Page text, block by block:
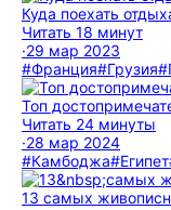
Куда поехать
Читать 18 минут
·29 мар 2023
#Франция#Грузия
Топ
Читать 24 минуты
·28 мар 2024
#Камбоджа#Египет
13 самых